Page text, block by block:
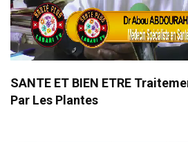
SANTE ET BIEN ETRE
Par Les Plantes